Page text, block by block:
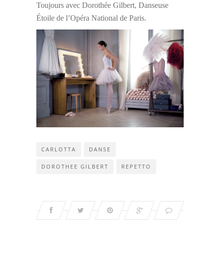
Toujours avec Dorothée Gilbert, Danseuse
Étoile de l’Opéra National de Paris.
CARLOTTA DANSE
DOROTHEE GILBERT REPETTO